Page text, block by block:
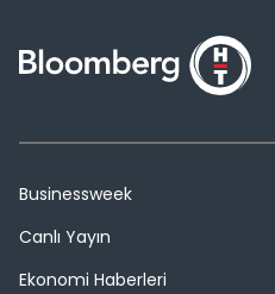
Businessweek
Canlı Yayın
Ekonomi Haberleri